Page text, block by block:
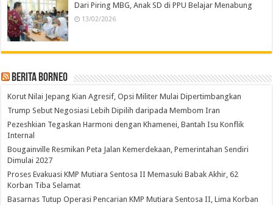
Dari Piring MBG, Anak SD di PPU Belajar Menabung
13/02/2026
Berita Borneo
Korut Nilai Jepang Kian Agresif, Opsi Militer Mulai Dipertimbangkan
Trump Sebut Negosiasi Lebih Dipilih daripada Membom Iran
Pezeshkian Tegaskan Harmoni dengan Khamenei, Bantah Isu Konflik
Internal
Bougainville Resmikan Peta Jalan Kemerdekaan, Pemerintahan Sendiri
Dimulai 2027
Proses Evakuasi KMP Mutiara Sentosa II Memasuki Babak Akhir, 62
Korban Tiba Selamat
Basarnas Tutup Operasi Pencarian KMP Mutiara Sentosa II, Lima Korban